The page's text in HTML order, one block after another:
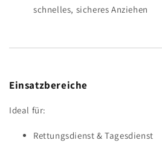
schnelles, sicheres Anziehen
Einsatzbereiche
Ideal für:
Rettungsdienst & Tagesdienst